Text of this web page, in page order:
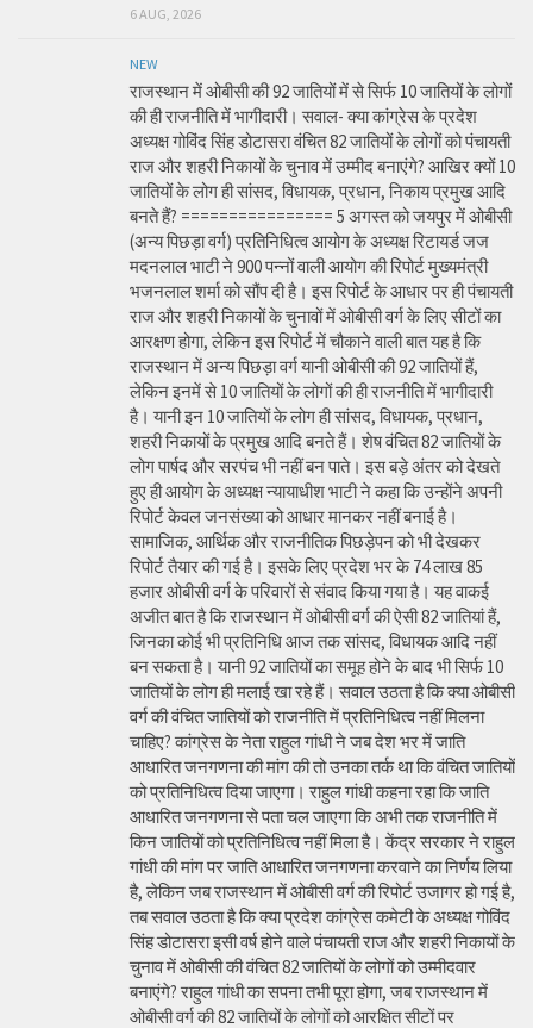
6 AUG, 2026
NEW
राजस्थान में ओबीसी की 92 जातियों में से सिर्फ 10 जातियों के लोगों
की ही राजनीति में भागीदारी। सवाल- क्या कांग्रेस के प्रदेश
अध्यक्ष गोविंद सिंह डोटासरा वंचित 82 जातियों के लोगों को पंचायती
राज और शहरी निकायों के चुनाव में उम्मीद बनाएंगे? आखिर क्यों 10
जातियों के लोग ही सांसद, विधायक, प्रधान, निकाय प्रमुख आदि
बनते हैं? ================ 5 अगस्त को जयपुर में ओबीसी
(अन्य पिछड़ा वर्ग) प्रतिनिधित्व आयोग के अध्यक्ष रिटायर्ड जज
मदनलाल भाटी ने 900 पन्नों वाली आयोग की रिपोर्ट मुख्यमंत्री
भजनलाल शर्मा को सौंप दी है। इस रिपोर्ट के आधार पर ही पंचायती
राज और शहरी निकायों के चुनावों में ओबीसी वर्ग के लिए सीटों का
आरक्षण होगा, लेकिन इस रिपोर्ट में चौकाने वाली बात यह है कि
राजस्थान में अन्य पिछड़ा वर्ग यानी ओबीसी की 92 जातियों हैं,
लेकिन इनमें से 10 जातियों के लोगों की ही राजनीति में भागीदारी
है। यानी इन 10 जातियों के लोग ही सांसद, विधायक, प्रधान,
शहरी निकायों के प्रमुख आदि बनते हैं। शेष वंचित 82 जातियों के
लोग पार्षद और सरपंच भी नहीं बन पाते। इस बड़े अंतर को देखते
हुए ही आयोग के अध्यक्ष न्यायाधीश भाटी ने कहा कि उन्होंने अपनी
रिपोर्ट केवल जनसंख्या को आधार मानकर नहीं बनाई है।
सामाजिक, आर्थिक और राजनीतिक पिछड़ेपन को भी देखकर
रिपोर्ट तैयार की गई है। इसके लिए प्रदेश भर के 74 लाख 85
हजार ओबीसी वर्ग के परिवारों से संवाद किया गया है। यह वाकई
अजीत बात है कि राजस्थान में ओबीसी वर्ग की ऐसी 82 जातियां हैं,
जिनका कोई भी प्रतिनिधि आज तक सांसद, विधायक आदि नहीं
बन सकता है। यानी 92 जातियों का समूह होने के बाद भी सिर्फ 10
जातियों के लोग ही मलाई खा रहे हैं। सवाल उठता है कि क्या ओबीसी
वर्ग की वंचित जातियों को राजनीति में प्रतिनिधित्व नहीं मिलना
चाहिए? कांग्रेस के नेता राहुल गांधी ने जब देश भर में जाति
आधारित जनगणना की मांग की तो उनका तर्क था कि वंचित जातियों
को प्रतिनिधित्व दिया जाएगा। राहुल गांधी कहना रहा कि जाति
आधारित जनगणना से पता चल जाएगा कि अभी तक राजनीति में
किन जातियों को प्रतिनिधित्व नहीं मिला है। केंद्र सरकार ने राहुल
गांधी की मांग पर जाति आधारित जनगणना करवाने का निर्णय लिया
है, लेकिन जब राजस्थान में ओबीसी वर्ग की रिपोर्ट उजागर हो गई है,
तब सवाल उठता है कि क्या प्रदेश कांग्रेस कमेटी के अध्यक्ष गोविंद
सिंह डोटासरा इसी वर्ष होने वाले पंचायती राज और शहरी निकायों के
चुनाव में ओबीसी की वंचित 82 जातियों के लोगों को उम्मीदवार
बनाएंगे? राहुल गांधी का सपना तभी पूरा होगा, जब राजस्थान में
ओबीसी वर्ग की 82 जातियों के लोगों को आरक्षित सीटों पर